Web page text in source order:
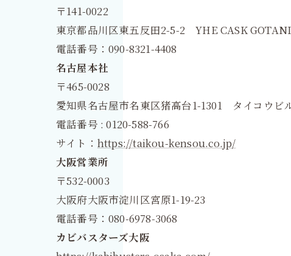
〒141-0022
東京都品川区東五反田2-5-2 YHE CASK
電話番号：090-8321-4408
名古屋本社
〒465-0028
愛知県名古屋市名東区猪高台1-1301 タイコウビ
電話番号 : 0120-588-766
サイト： https://taikou-kensou.co.jp/
大阪営業所
〒532-0003
大阪府大阪市淀川区宮原1-19-23
電話番号：080-6978-3068
カビバスターズ大阪